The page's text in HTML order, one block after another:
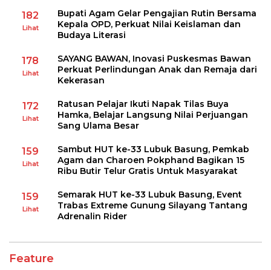
182
Lihat
Bupati Agam Gelar Pengajian Rutin Bersama
Kepala OPD, Perkuat Nilai Keislaman dan
Budaya Literasi
178
Lihat
SAYANG BAWAN, Inovasi Puskesmas Bawan
Perkuat Perlindungan Anak dan Remaja dari
Kekerasan
172
Lihat
Ratusan Pelajar Ikuti Napak Tilas Buya
Hamka, Belajar Langsung Nilai Perjuangan
Sang Ulama Besar
159
Lihat
Sambut HUT ke-33 Lubuk Basung, Pemkab
Agam dan Charoen Pokphand Bagikan 15
Ribu Butir Telur Gratis Untuk Masyarakat
159
Lihat
Semarak HUT ke-33 Lubuk Basung, Event
Trabas Extreme Gunung Silayang Tantang
Adrenalin Rider
Feature